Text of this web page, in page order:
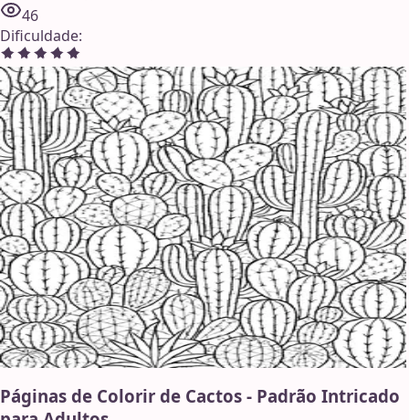
46
Dificuldade:
Páginas de Colorir de Cactos - Padrão Intricado